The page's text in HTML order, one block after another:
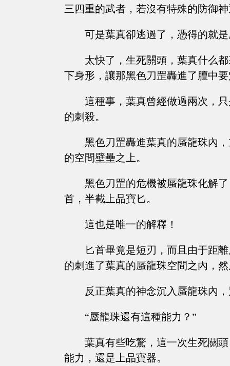
三四重的武者，若沒有特殊的防御
可是葉真卻逃過了，憑得的就
太快了，生死關頭，葉真什么
下身形，讓那黑色刀罡轟進了膻中
這種事，葉真曾經做過兩次，
的刺殺。
黑色刀罡轟進葉真的蜃龍珠內
的空間壁壘之上。
黑色刀罡的危機被蜃龍珠化解
首，半截上品寶匕。
這也是唯一的解釋！
匕首畢竟是短刃，而且由于距
的刺進了葉真的蜃龍珠空間之內，
反正葉真的神念沉入蜃龍珠內
“蜃龍珠還有這種能力？”
葉真有些吃驚，這一次生死關
能力，還是上品寶器。